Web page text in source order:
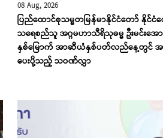
08 Aug, 2026
ပြည်ထောင်စုသမ္မတမြန်မာနိုင်ငံတော် နိုင်ငံ
သရေစည်သူ အဂ္ဂမဟာသီရိသုဓမ္မ ဦးမင်းအ
နှစ်မြောက် အာဆီယံနှစ်ပတ်လည်နေ့တွင် အ
ပေးပို့သည့် သဝဏ်လွှာ